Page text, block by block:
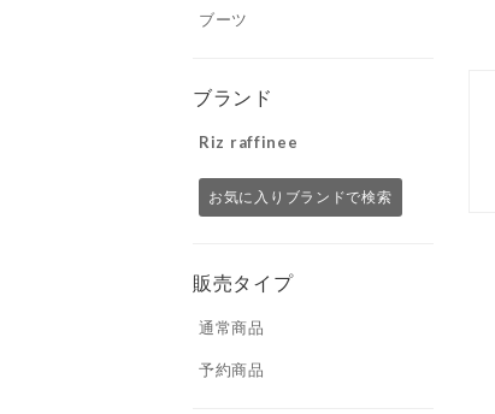
ブーツ
ブランド
Riz raffinee
お気に入りブランドで検索
販売タイプ
通常商品
予約商品